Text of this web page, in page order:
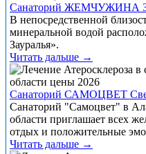
Санаторий ЖЕМЧУЖИНА
В непосредственной
минеральной водой
Зауралья».
Читать дальше →
Санаторий САМОЦВЕТ
Санаторий "Самоцвет" в
области приглашает всех
отдых и положительные
Читать дальше →